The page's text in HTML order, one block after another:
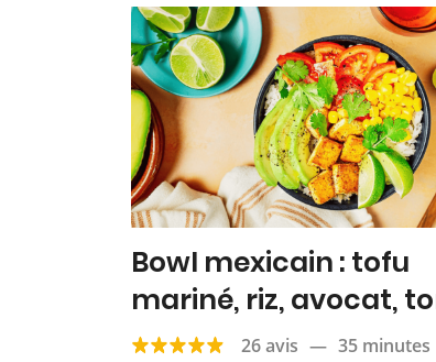
Bowl mexicain : tofu
mariné, riz, avocat,
maïs & citron vert
26 avis — 35 minutes